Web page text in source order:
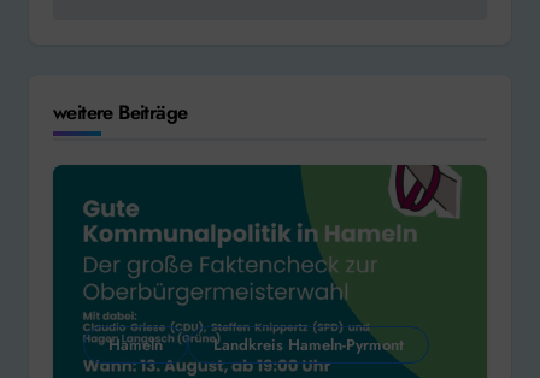
weitere Beiträge
Hameln Landkreis Hameln-Pyrmont